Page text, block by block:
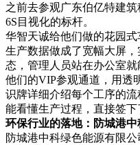
之前去参观广东伯亿特建
6S目视化的标杆。
华智天诚给他们做的花园
生产数据做成了宽幅大屏
态，管理人员站在办公室就
他们的VIP参观通道，用透
识牌详细介绍每个工序的
能看懂生产过程，直接签下
环保行业的落地：防城港中
防城港中科绿色能源有限